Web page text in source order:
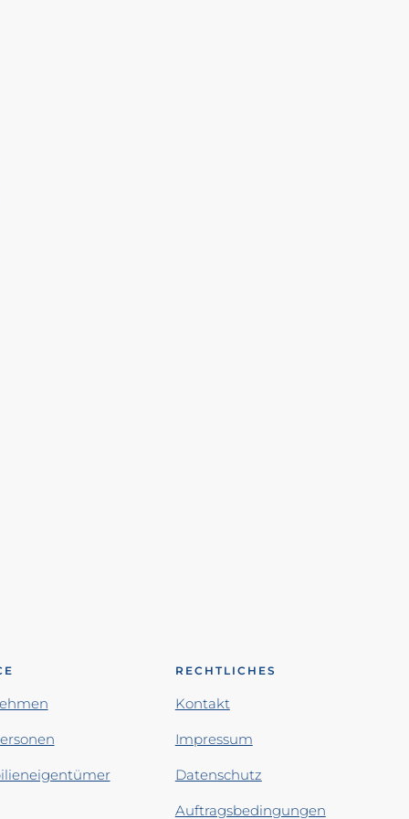
RECHTLICHES
Kontakt
Impressum
Datenschutz
Auftragsbedingungen